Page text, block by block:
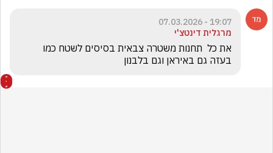
19:07 - 07.03.2026
מרגלית דינטצ'י
בעזה גם באיראן וגם בלבנון